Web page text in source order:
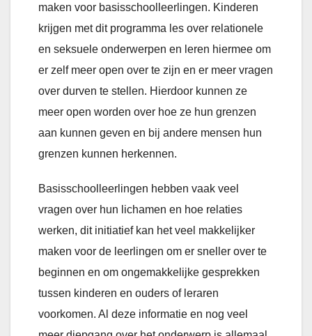
maken voor basisschoolleerlingen. Kinderen
krijgen met dit programma les over relationele
en seksuele onderwerpen en leren hiermee om
er zelf meer open over te zijn en er meer vragen
over durven te stellen. Hierdoor kunnen ze
meer open worden over hoe ze hun grenzen
aan kunnen geven en bij andere mensen hun
grenzen kunnen herkennen.
Basisschoolleerlingen hebben vaak veel
vragen over hun lichamen en hoe relaties
werken, dit initiatief kan het veel makkelijker
maken voor de leerlingen om er sneller over te
beginnen en om ongemakkelijke gesprekken
tussen kinderen en ouders of leraren
voorkomen. Al deze informatie en nog veel